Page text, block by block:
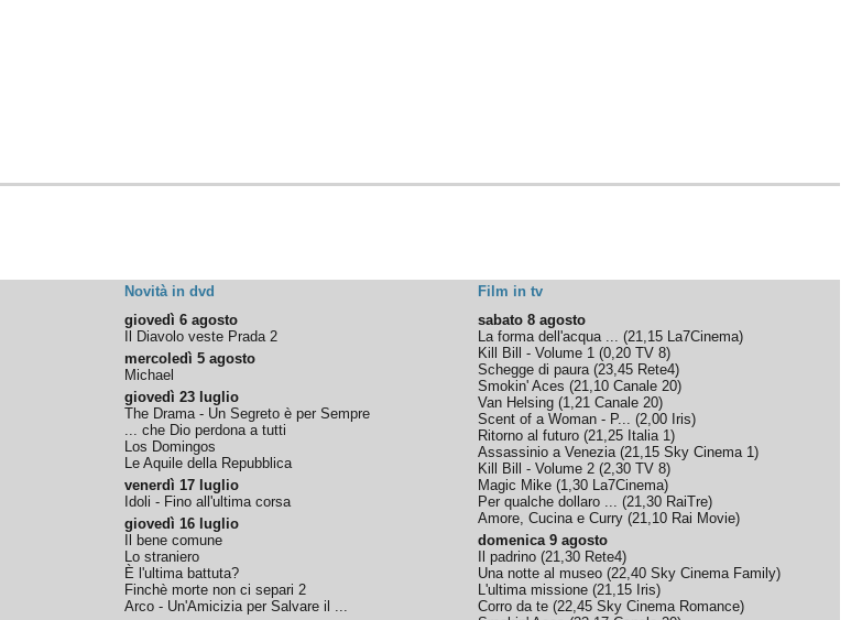
Novità in dvd
Film in tv
giovedì 6 agosto
Il Diavolo veste Prada 2
mercoledì 5 agosto
Michael
giovedì 23 luglio
The Drama - Un Segreto è per Sempre
... che Dio perdona a tutti
Los Domingos
Le Aquile della Repubblica
venerdì 17 luglio
Idoli - Fino all'ultima corsa
giovedì 16 luglio
Il bene comune
Lo straniero
È l'ultima battuta?
Finchè morte non ci separi 2
Arco - Un'Amicizia per Salvare il ...
sabato 8 agosto
La forma dell'acqua ... (21,15 La7Cinema)
Kill Bill - Volume 1 (0,20 TV 8)
Schegge di paura(23,45 Rete4)
Smokin' Aces (21,10 Canale 20)
Van Helsing (1,21 Canale 20)
Scent of a Woman - P... (2,00 Iris)
Ritorno al futuro (21,25 Italia 1)
Assassinio a Venezia(21,15 Sky Cinema 1)
Kill Bill - Volume 2 (2,30 TV 8)
Magic Mike (1,30 La7Cinema)
Per qualche dollaro ... (21,30 RaiTre)
Amore, Cucina e Curry (21,10 Rai Movie)
domenica 9 agosto
Il padrino (21,30 Rete4)
Una notte al museo (22,40 Sky Cinema Family)
L'ultima missione (21,15 Iris)
Corro da te (22,45 Sky Cinema Romance)